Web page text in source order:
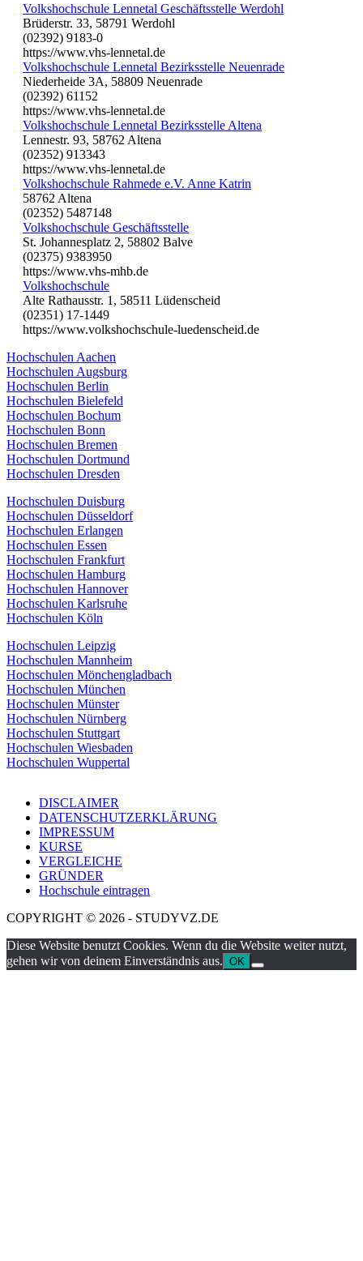
Volkshochschule Lennetal Geschäftsstelle Werdohl
Brüderstr. 33, 58791 Werdohl
(02392) 9183-0
https://www.vhs-lennetal.de
Volkshochschule Lennetal Bezirksstelle Neuenrade
Niederheide 3A, 58809 Neuenrade
(02392) 61152
https://www.vhs-lennetal.de
Volkshochschule Lennetal Bezirksstelle Altena
Lennestr. 93, 58762 Altena
(02352) 913343
https://www.vhs-lennetal.de
Volkshochschule Rahmede e.V. Anne Katrin
58762 Altena
(02352) 5487148
Volkshochschule Geschäftsstelle
St. Johannesplatz 2, 58802 Balve
(02375) 9383950
https://www.vhs-mhb.de
Volkshochschule
Alte Rathausstr. 1, 58511 Lüdenscheid
(02351) 17-1449
https://www.volkshochschule-luedenscheid.de
Hochschulen Aachen
Hochschulen Augsburg
Hochschulen Berlin
Hochschulen Bielefeld
Hochschulen Bochum
Hochschulen Bonn
Hochschulen Bremen
Hochschulen Dortmund
Hochschulen Dresden
Hochschulen Duisburg
Hochschulen Düsseldorf
Hochschulen Erlangen
Hochschulen Essen
Hochschulen Frankfurt
Hochschulen Hamburg
Hochschulen Hannover
Hochschulen Karlsruhe
Hochschulen Köln
Hochschulen Leipzig
Hochschulen Mannheim
Hochschulen Mönchengladbach
Hochschulen München
Hochschulen Münster
Hochschulen Nürnberg
Hochschulen Stuttgart
Hochschulen Wiesbaden
Hochschulen Wuppertal
DISCLAIMER
DATENSCHUTZERKLÄRUNG
IMPRESSUM
KURSE
VERGLEICHE
GRÜNDER
Hochschule eintragen
COPYRIGHT © 2026 - STUDYVZ.DE
Diese Website benutzt Cookies. Wenn du die Website weiter nutzt,
gehen wir von deinem Einverständnis aus. OK